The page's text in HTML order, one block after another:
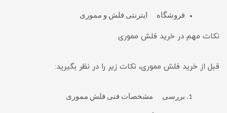
فروشگاه ایترنتی فلش و مموری
نکات مهم در خرید فلش مموری
قبل از خرید فلش مموری، نکات زیر را در نظر بگیرید:
بررسی مشخصات فنی فلش مموری